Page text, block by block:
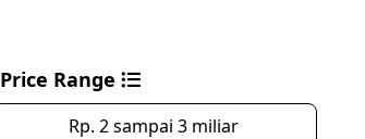
Price Range
Rp. 2 sampai 3 miliar